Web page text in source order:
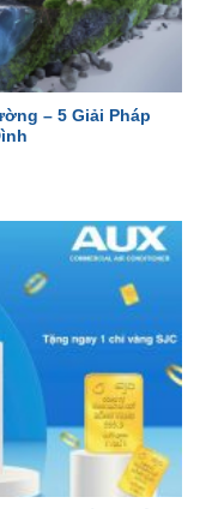
– 5 Giải Pháp